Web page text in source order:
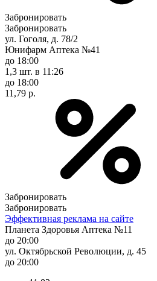
Забронировать
Забронировать
ул. Гоголя, д. 78/2
Юнифарм Аптека №41
до 18:00
1,3 шт. в 11:26
до 18:00
11,79 р.
Забронировать
Забронировать
Эффективная реклама на сайте
Планета Здоровья Аптека №11
до 20:00
ул. Октябрьской Революции, д. 45
до 20:00